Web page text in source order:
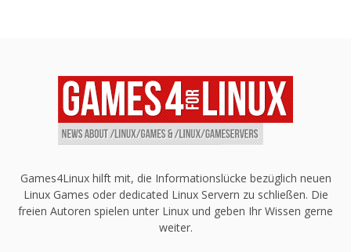
Games4Linux hilft mit, die Informationslücke bezüglich neuen
Linux Games oder dedicated Linux Servern zu schließen. Die
freien Autoren spielen unter Linux und geben Ihr Wissen gerne
weiter.